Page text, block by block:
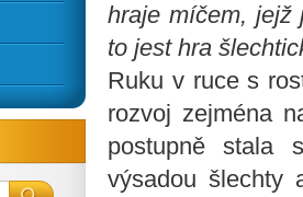
hraje míčem, jejž
to jest hra
Ruku v ruce s
rozvoj zejména
postupně stala
výsadou šlechty